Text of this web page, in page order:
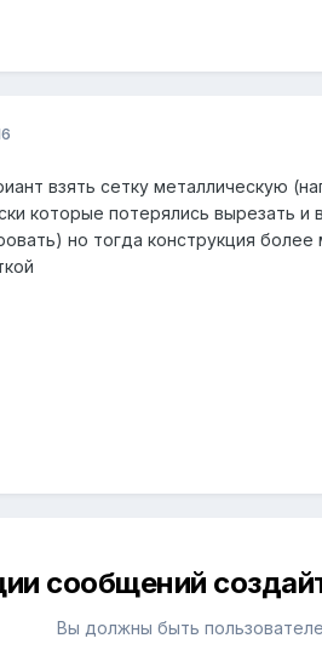
взять сетку металлическую
которые потерялись вырезать и
но тогда конструкция
сообщений
Вы должны быть